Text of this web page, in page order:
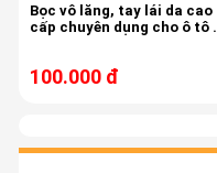
Bọc vô lăng, tay lái da cao
cấp chuyên dụng cho ô tô ,
100.000 đ